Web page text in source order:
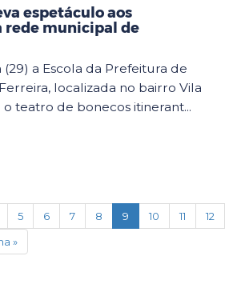
espetáculo aos
rede municipal de
a Escola da Prefeitura de
localizada no bairro Vila
teatro de bonecos itinerant...
5 6 7 8 9 (current)
10 11
12
»